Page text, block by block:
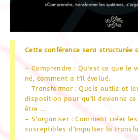
Cette conférence sera structurée
– Comprendre : Qu’est ce que le
né, comment a t’il évolué.
– Transformer : Quels outils et
disposition pour qu’il devienne
être …
– S’organiser : Comment créer
susceptibles d’impulser la